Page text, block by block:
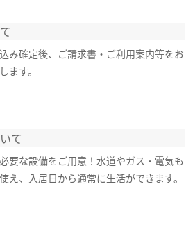
み確定後、ご請求書・ご利用案内等をお
ます。
て
要な設備をご用意！水道やガス・電気も
え、入居日から通常に生活ができます。